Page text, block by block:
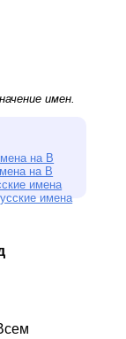
имен.
на В
на В
имена
имена